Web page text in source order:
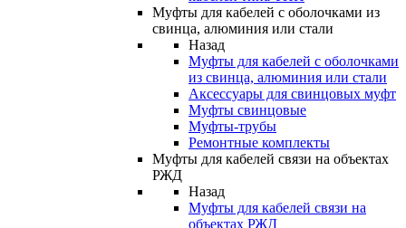
Муфты для кабелей с оболочками из
свинца, алюминия или стали
Назад
Муфты для кабелей с оболочками
из свинца, алюминия или стали
Аксессуары для свинцовых муфт
Муфты свинцовые
Муфты-трубы
Ремонтные комплекты
Муфты для кабелей связи на объектах
РЖД
Назад
Муфты для кабелей связи на
объектах РЖД